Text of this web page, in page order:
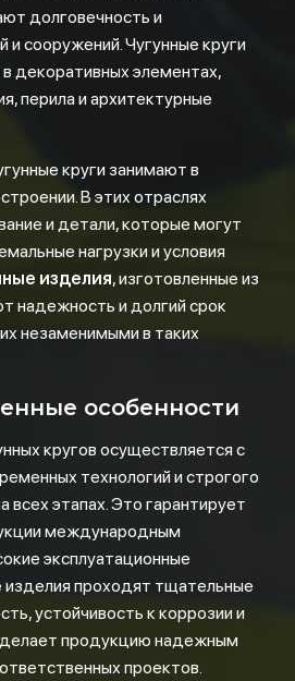
долговечность и
и сооружений. Чугунные круги
декоративных элементах,
перила и архитектурные
круги занимают в
В этих отраслях
и детали, которые могут
нагрузки и условия
изделия, изготовленные из
надежность и долгий срок
незаменимыми в таких
особенности
кругов осуществляется с
технологий и строгого
всех этапах. Это гарантирует
международным
эксплуатационные
изделия проходят тщательные
устойчивость к коррозии и
делает продукцию надежным
проектов.